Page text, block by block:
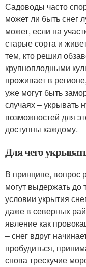
Садоводы часто
может ли быть снег
может, если на
старые сорта и
тем, кто решил
крупноплодными
проживает в
уже могут быть
случаях – укрывать
возможностей для
доступны каждому.
Для чего
В принципе, вопрос
могут выдержать до
условии укрытия
даже в северных
явление как
– снег вдруг
пробудиться,
снова трескучие